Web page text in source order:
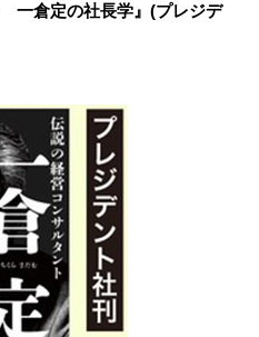
一倉定の社長学』(プレジデ